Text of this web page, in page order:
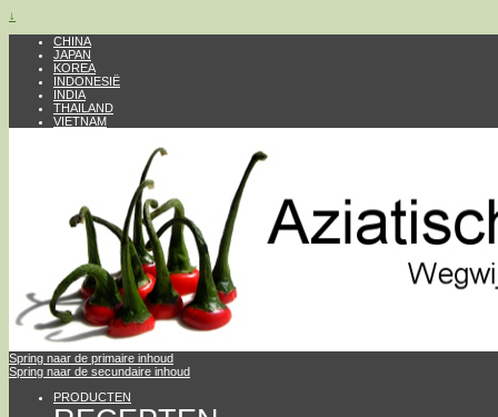
↓
CHINA
JAPAN
KOREA
INDONESIË
INDIA
THAILAND
VIETNAM
Spring naar de primaire inhoud
Spring naar de secundaire inhoud
PRODUCTEN